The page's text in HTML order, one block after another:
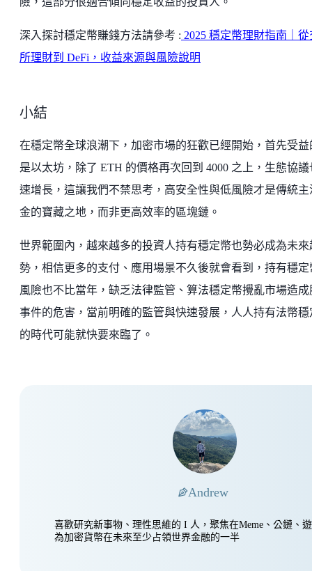
深入探討穩定幣賺錢方法請參考 : 2025 穩定幣理財指南｜從
所理財到 DeFi，收益來源與風險說明
小結
在穩定幣全球浪潮下，加密市場的狂歡已經開始，首先受益
是以太坊，除了 ETH 的價格再次回到 4000 之上，生態協議
速增長，這讓我們不禁思考，高安全性與低風險才是傳統主
金的寶藏之地，而非更高效率的區塊鏈。
世界範圍內，越來越多的投資人持有穩定幣也勢必成為未來
勢，相信更多的支付、應用場景不久後就會看到，持有穩定
風險也不比當年，缺乏法律監管、算法穩定幣攪亂市場造成
事件的危害，當前明確的監管與快速發展，人人持有法幣穩
的時代可能就快要來臨了。
Andrew
喜歡研究新事物、理性思維的 I 人，聚焦在Meme、公鏈、
為加密貨幣在未來至少占領世界金融的一半